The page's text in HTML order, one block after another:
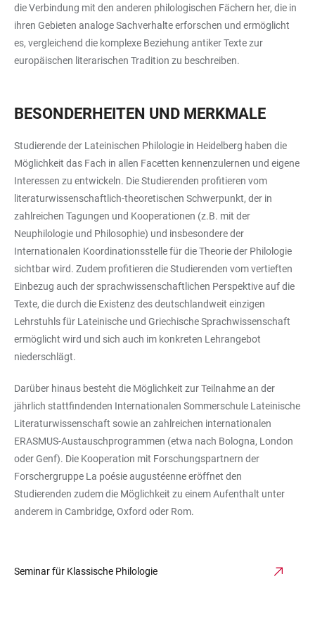
die Verbindung mit den anderen philologischen Fächern her, die in
ihren Gebieten analoge Sachverhalte erforschen und ermöglicht
es, vergleichend die komplexe Beziehung antiker Texte zur
europäischen literarischen Tradition zu beschreiben.
BESONDERHEITEN UND MERKMALE
Studierende der Lateinischen Philologie in Heidelberg haben die
Möglichkeit das Fach in allen Facetten kennenzulernen und eigene
Interessen zu entwickeln. Die Studierenden profitieren vom
literaturwissenschaftlich-theoretischen Schwerpunkt, der in
zahlreichen Tagungen und Kooperationen (z.B. mit der
Neuphilologie und Philosophie) und insbesondere der
Internationalen Koordinationsstelle für die Theorie der Philologie
sichtbar wird. Zudem profitieren die Studierenden vom vertieften
Einbezug auch der sprachwissenschaftlichen Perspektive auf die
Texte, die durch die Existenz des deutschlandweit einzigen
Lehrstuhls für Lateinische und Griechische Sprachwissenschaft
ermöglicht wird und sich auch im konkreten Lehrangebot
niederschlägt.
Darüber hinaus besteht die Möglichkeit zur Teilnahme an der
jährlich stattfindenden Internationalen Sommerschule Lateinische
Literaturwissenschaft sowie an zahlreichen internationalen
ERASMUS-Austauschprogrammen (etwa nach Bologna, London
oder Genf). Die Kooperation mit Forschungspartnern der
Forschergruppe La poésie augustéenne eröffnet den
Studierenden zudem die Möglichkeit zu einem Aufenthalt unter
anderem in Cambridge, Oxford oder Rom.
Seminar für Klassische Philologie